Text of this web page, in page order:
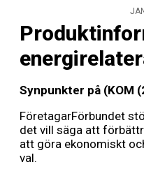
Synpunkter på (KOM
FöretagarFörbundet
det vill säga att
att göra ekonomiskt
val.